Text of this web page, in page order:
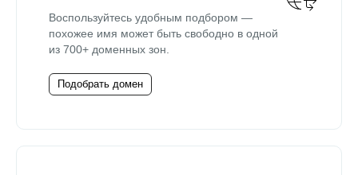
Воспользуйтесь удобным подбором —
похожее имя может быть свободно в одной
из 700+ доменных зон.
Подобрать домен